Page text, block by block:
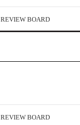
REVIEW BOARD
REVIEW BOARD